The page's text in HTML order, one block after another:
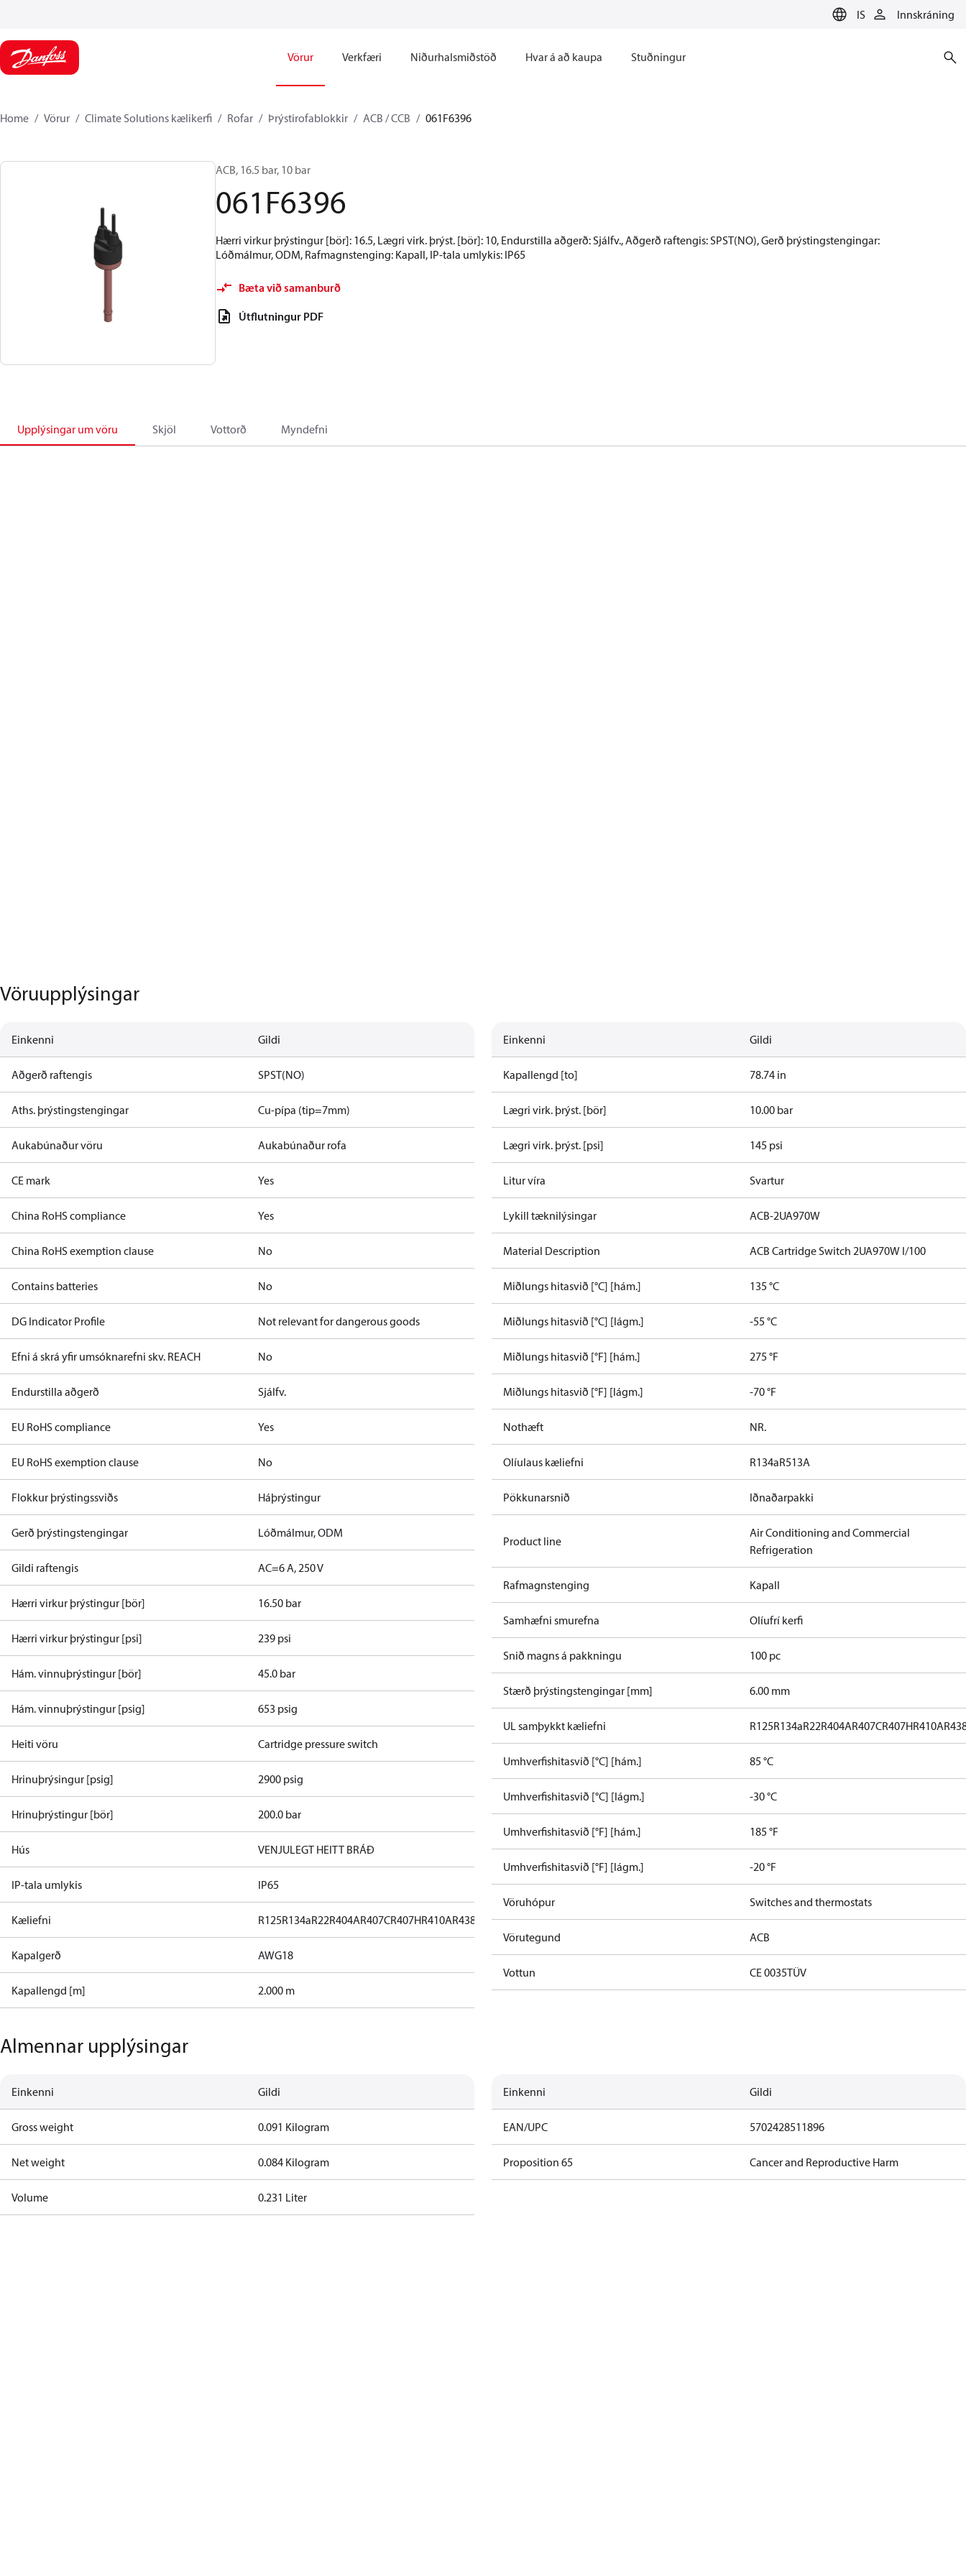
IS Innskráning
Vörur Verkfæri Niðurhalsmiðstöð Hvar á að kaupa Stuðningur
Home Vörur Climate Solutions kælikerfi Rofar Þrýstirofablokkir ACB / CCB 061F6396
ACB, 16.5 bar, 10 bar
061F6396
Hærri virkur þrýstingur [bör]: 16.5, Lægri virk. þrýst. [bör]: 10, Endurstilla aðgerð: Sjálfv., Aðgerð raftengis: SPST(NO), Gerð þrýstingstengingar:
Lóðmálmur, ODM, Rafmagnstenging: Kapall, IP-tala umlykis: IP65
Bæta við samanburð
Útflutningur PDF
Upplýsingar um vöru Skjöl Vottorð Myndefni
Vöruupplýsingar
Einkenni Gildi
Aðgerð raftengis SPST(NO)
Aths. þrýstingstengingar Cu-pípa (tip=7mm)
Aukabúnaður vöru Aukabúnaður rofa
CE mark Yes
China RoHS compliance Yes
China RoHS exemption clause No
Contains batteries No
DG Indicator Profile Not relevant for dangerous goods
Efni á skrá yfir umsóknarefni skv. REACH No
Endurstilla aðgerð Sjálfv.
EU RoHS compliance Yes
EU RoHS exemption clause No
Flokkur þrýstingssviðs Háþrýstingur
Gerð þrýstingstengingar Lóðmálmur, ODM
Gildi raftengis AC=6 A, 250 V
Hærri virkur þrýstingur [bör] 16.50 bar
Hærri virkur þrýstingur [psi] 239 psi
Hám. vinnuþrýstingur [bör] 45.0 bar
Hám. vinnuþrýstingur [psig] 653 psig
Heiti vöru Cartridge pressure switch
Hrinuþrýsingur [psig] 2900 psig
Hrinuþrýstingur [bör] 200.0 bar
Hús VENJULEGT HEITT BRÁÐ
IP-tala umlykis IP65
Kæliefni R125R134aR22R404AR407CR407HR410AR438A R448AR449AR452AR513A
Kapalgerð AWG18
Kapallengd [m] 2.000 m
Einkenni Gildi
Kapallengd [to] 78.74 in
Lægri virk. þrýst. [bör] 10.00 bar
Lægri virk. þrýst. [psi] 145 psi
Litur víra Svartur
Lykill tæknilýsingar ACB-2UA970W
Material Description ACB Cartridge Switch 2UA970W I/100
Miðlungs hitasvið [°C] [hám.] 135 °C
Miðlungs hitasvið [°C] [lágm.] -55 °C
Miðlungs hitasvið [°F] [hám.] 275 °F
Miðlungs hitasvið [°F] [lágm.] -70 °F
Nothæft NR.
Olíulaus kæliefni R134aR513A
Pökkunarsnið Iðnaðarpakki
Product line
Air Conditioning and Commercial
Refrigeration
Rafmagnstenging Kapall
Samhæfni smurefna Olíufrí kerfi
Snið magns á pakkningu 100 pc
Stærð þrýstingstengingar [mm] 6.00 mm
UL samþykkt kæliefni R125R134aR22R404AR407CR407HR410A
Umhverfishitasvið [°C] [hám.] 85 °C
Umhverfishitasvið [°C] [lágm.] -30 °C
Umhverfishitasvið [°F] [hám.] 185 °F
Umhverfishitasvið [°F] [lágm.] -20 °F
Vöruhópur Switches and thermostats
Vörutegund ACB
Vottun CE 0035TÜV
Almennar upplýsingar
Einkenni Gildi
Gross weight 0.091 Kilogram
Net weight 0.084 Kilogram
Volume 0.231 Liter
Einkenni Gildi
EAN/UPC 5702428511896
Proposition 65 Cancer and Reproductive Harm